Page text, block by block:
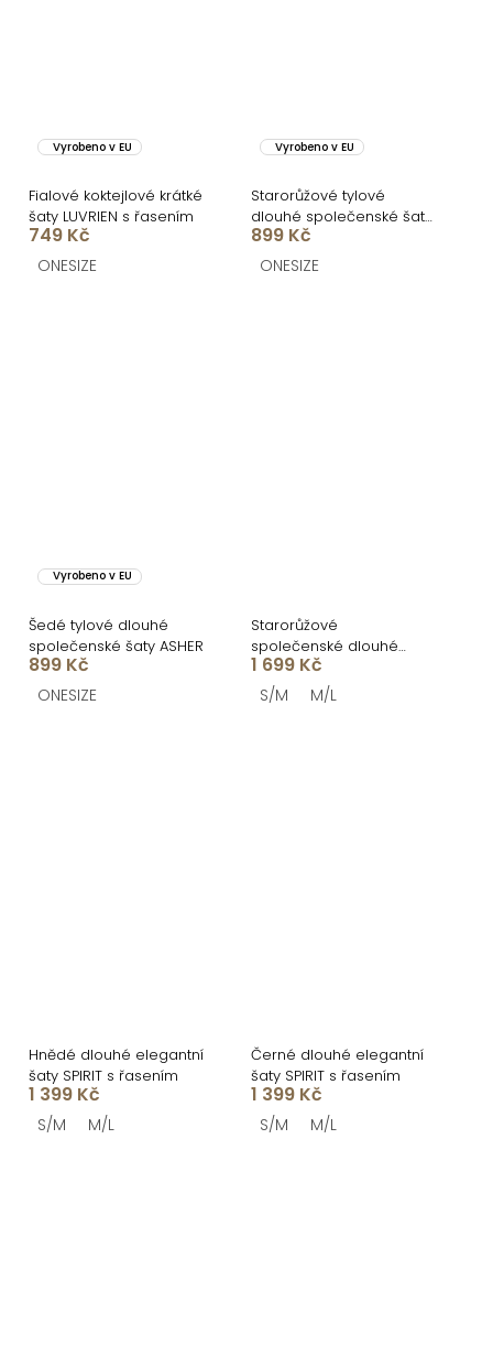
Vyrobeno v EU
Fialové koktejlové krátké
šaty LUVRIEN s řasením
749 Kč
ONESIZE
Vyrobeno v EU
Starorůžové tylové
dlouhé společenské šaty
ASHER
899 Kč
ONESIZE
Vyrobeno v EU
Šedé tylové dlouhé
společenské šaty ASHER
899 Kč
ONESIZE
Starorůžové
společenské dlouhé
třpytivé šaty TARGET
1 699 Kč
S/M M/L
Hnědé dlouhé elegantní
šaty SPIRIT s řasením
1 399 Kč
S/M M/L
Černé dlouhé elegantní
šaty SPIRIT s řasením
1 399 Kč
S/M M/L